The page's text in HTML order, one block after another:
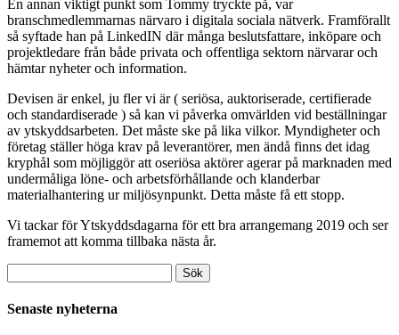
En annan viktigt punkt som Tommy tryckte på, var
branschmedlemmarnas närvaro i digitala sociala nätverk. Framförallt
så syftade han på LinkedIN där många beslutsfattare, inköpare och
projektledare från både privata och offentliga sektorn närvarar och
hämtar nyheter och information.
Devisen är enkel, ju fler vi är ( seriösa, auktoriserade, certifierade
och standardiserade ) så kan vi påverka omvärlden vid beställningar
av ytskyddsarbeten. Det måste ske på lika vilkor. Myndigheter och
företag ställer höga krav på leverantörer, men ändå finns det idag
kryphål som möjliggör att oseriösa aktörer agerar på marknaden med
undermåliga löne- och arbetsförhållande och klanderbar
materialhantering ur miljösynpunkt. Detta måste få ett stopp.
Vi tackar för Ytskyddsdagarna för ett bra arrangemang 2019 och ser
framemot att komma tillbaka nästa år.
efter:
Senaste nyheterna